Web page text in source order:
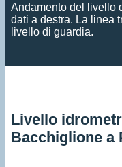
Andamento del livello
dati a destra. La linea
livello di guardia.
Livello
Bacchiglione a